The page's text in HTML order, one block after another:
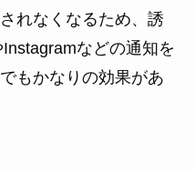
れなくなるため、誘
などの通知を
もかなりの効果があ